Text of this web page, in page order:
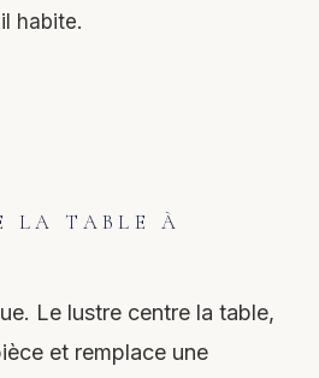
habite.
LA TABLE À
Le lustre centre la table,
et remplace une